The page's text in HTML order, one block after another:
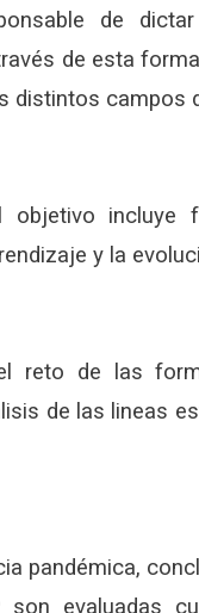
de
de esta
distintos campos
objetivo incluye
y la
reto de las
de las lineas
pandémica,
evaluadas